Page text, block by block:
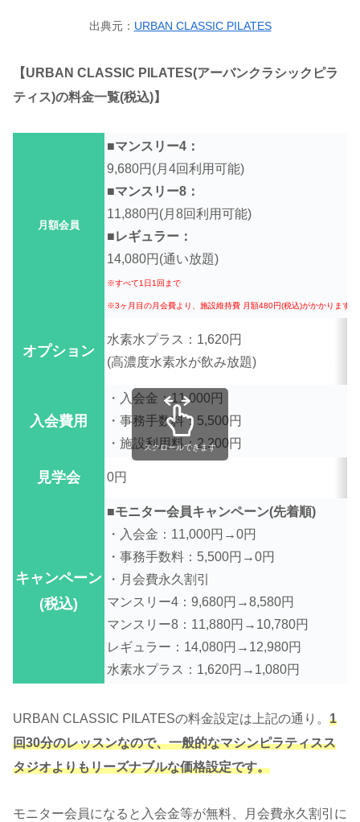
出典元： URBAN CLASSIC PILATES
【URBAN CLASSIC PILATES(アーバンクラシックピラ
ティス)の料金一覧(税込)】
月額会員
■マンス
9,680円 (月4回利用可能)
■マンスリー8：
11,880円(月8回利用可能)
■レギュラー：
14,080円(通い放題)
※すべて1日1回まで
※3ヶ月目の月会費より、施設維持費 月額480円(税込)がかかります
オプション
水素水プラス：1,620円
(高濃度水素水が飲み放題)
入会費用
・入会金：11,000円
・事務手数料：5,500円
・施設利用料：2,200円
見学会 0円
キャンペーン
(税込)
■モニター会員キャンペーン(先着順)
・入会金：11,000円→0円
・事務手数料：5,500円→0円
・月会費永久割引
マンスリー4：9,680円→8,580円
マンスリー8：11,880円→10,780円
レギュラー：14,080円→12,980円
水素水プラス：1,620円→1,080円
スクロールできます
URBAN CLASSIC PILATESの料金設定は上記の通り。 1
回30分のレッスンなので、一般的なマシンピラティスス
タジオよりもリーズナブルな価格設定です。
モニター会員になると入会金等が無料、月会費永久割引に